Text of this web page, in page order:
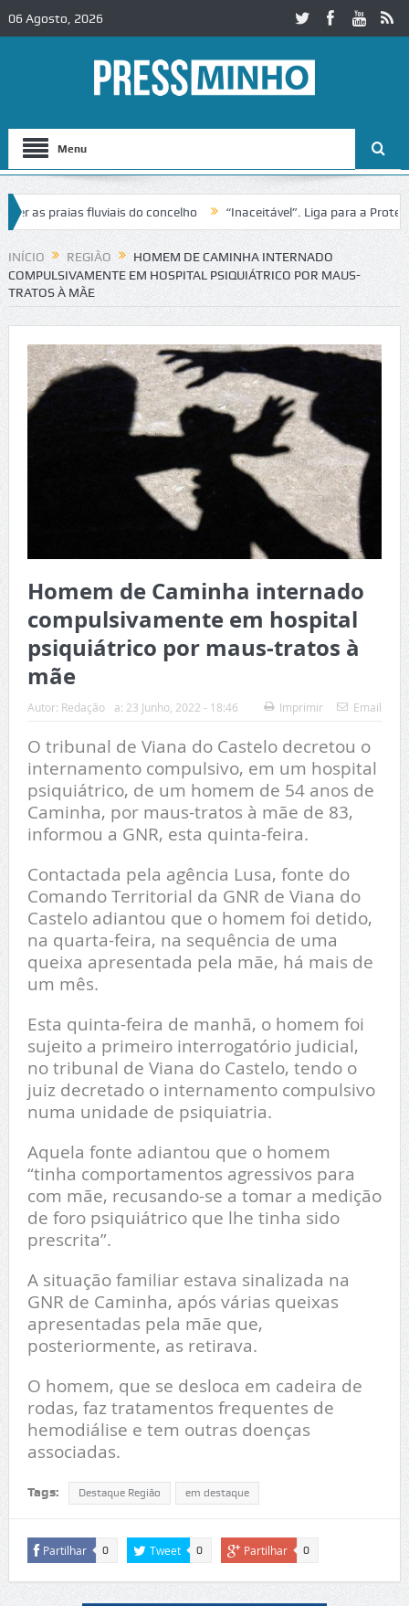
06 Agosto, 2026
Menu
praias fluviais do concelho “Inaceitável”. Liga para a Proteção
de trânsito no IC2 em Alcobaça Igreja do Castelo de Cerveira
INÍCIO REGIÃO
HOMEM DE CAMINHA INTERNADO
COMPULSIVAMENTE EM HOSPITAL PSIQUIÁTRICO POR MAUS-
TRATOS À MÃE
Homem de Caminha internado
compulsivamente em hospital
psiquiátrico por maus-tratos à
mãe
Autor: Redação a: 23 Junho, 2022 - 18:46 Imprimir Email
O tribunal de Viana do Castelo decretou o
internamento compulsivo, em um hospital
psiquiátrico, de um homem de 54 anos de
Caminha, por maus-tratos à mãe de 83,
informou a GNR, esta quinta-feira.
Contactada pela agência Lusa, fonte do
Comando Territorial da GNR de Viana do
Castelo adiantou que o homem foi detido,
na quarta-feira, na sequência de uma
queixa apresentada pela mãe, há mais de
um mês.
Esta quinta-feira de manhã, o homem foi
sujeito a primeiro interrogatório judicial,
no tribunal de Viana do Castelo, tendo o
juiz decretado o internamento compulsivo
numa unidade de psiquiatria.
Aquela fonte adiantou que o homem
“tinha comportamentos agressivos para
com mãe, recusando-se a tomar a medição
de foro psiquiátrico que lhe tinha sido
prescrita”.
A situação familiar estava sinalizada na
GNR de Caminha, após várias queixas
apresentadas pela mãe que,
posteriormente, as retirava.
O homem, que se desloca em cadeira de
rodas, faz tratamentos frequentes de
hemodiálise e tem outras doenças
associadas.
Tags: Destaque Região em destaque
Partilhar 0 Tweet 0 Partilhar 0